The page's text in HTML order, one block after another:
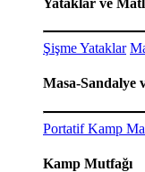
Yataklar ve
Şişme Yataklar
Masa-Sandalye
Portatif Kamp
Kamp Mutfağı